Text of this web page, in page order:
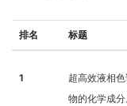
排名 标题
1
超高效液相
物的化学成分